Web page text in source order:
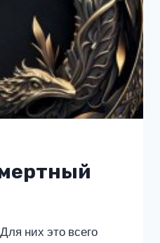
них это всего